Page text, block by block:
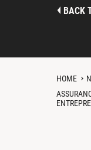
BACK
HOME